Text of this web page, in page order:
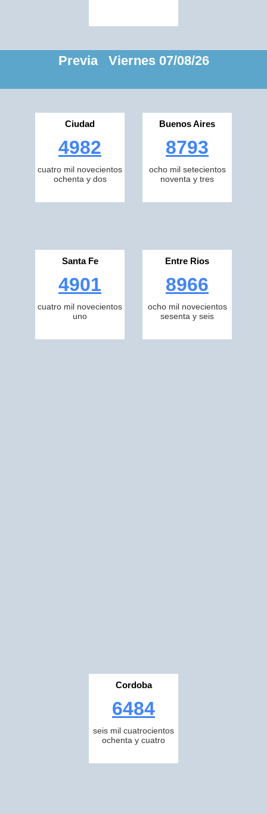
Previa Viernes 07/08/26
Ciudad
4982
cuatro mil novecientos
ochenta y dos
Buenos Aires
8793
ocho mil setecientos
noventa y tres
Santa Fe
4901
cuatro mil novecientos
uno
Entre Rios
8966
ocho mil novecientos
sesenta y seis
Cordoba
6484
seis mil cuatrocientos
ochenta y cuatro